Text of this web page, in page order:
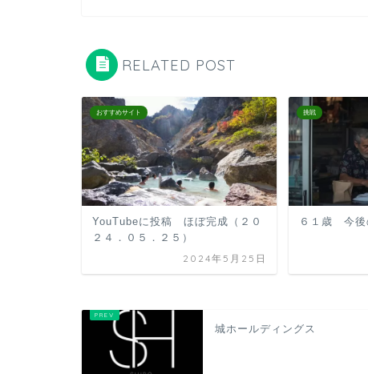
RELATED POST
おすすめサイト
YouTubeに投稿 ほぼ完成（２０
２４．０５．２５）
2024年5月25日
挑戦
６１歳 今後
城ホールディングス